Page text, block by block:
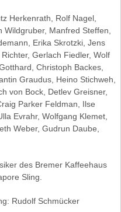
Herkenrath, Rolf Nagel,
Manfred Steffen,
Erika Skrotzki, Jens
Gerlach Fiedler, Wolf
Christoph Backes,
Graudus, Heino Stichweh,
von Bock, Detlev Greisner,
Parker Feldman, Ilse
Evrahr, Wolfgang Klemet,
Weber, Gudrun Daube,
des Bremer Kaffeehaus
Sling.
Rudolf Schmücker